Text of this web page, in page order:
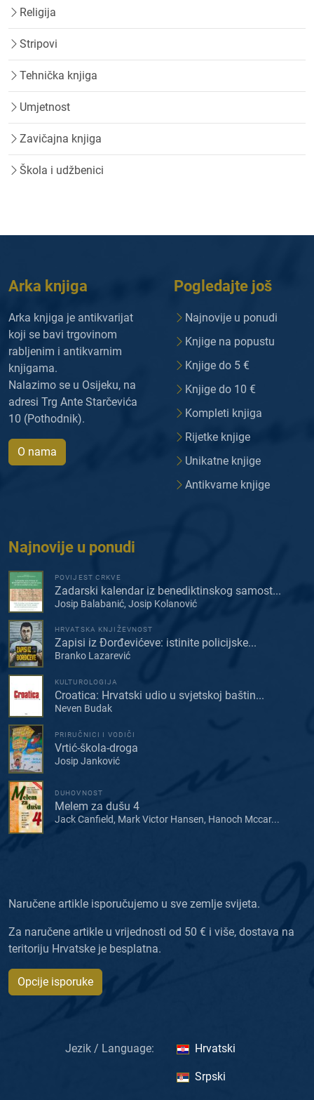
Religija
Stripovi
Tehnička knjiga
Umjetnost
Zavičajna knjiga
Škola i udžbenici
Arka knjiga
Arka knjiga je antikvarijat
koji se bavi trgovinom
rabljenim i antikvarnim
knjigama.
Nalazimo se u Osijeku, na
adresi Trg Ante Starčevića
10 (Pothodnik).
O nama
Pogledajte još
Najnovije u ponudi
Knjige na popustu
Knjige do 5 €
Knjige do 10 €
Kompleti knjiga
Rijetke knjige
Unikatne knjige
Antikvarne knjige
Najnovije u ponudi
POVIJEST CRKVE
Zadarski kalendar iz benediktinskog samost...
Josip Balabanić, Josip Kolanović
HRVATSKA KNJIŽEVNOST
Zapisi iz Đorđevićeve: istinite policijske...
Branko Lazarević
KULTUROLOGIJA
Croatica: Hrvatski udio u svjetskoj baštin...
Neven Budak
PRIRUČNICI I VODIČI
Vrtić-škola-droga
Josip Janković
DUHOVNOST
Melem za dušu 4
Jack Canfield, Mark Victor Hansen, Hanoch Mccar...
Naručene artikle isporučujemo u sve zemlje svijeta.
Za naručene artikle u vrijednosti od 50 € i više, dostava na
teritoriju Hrvatske je besplatna.
Opcije isporuke
Jezik / Language: Hrvatski
Srpski